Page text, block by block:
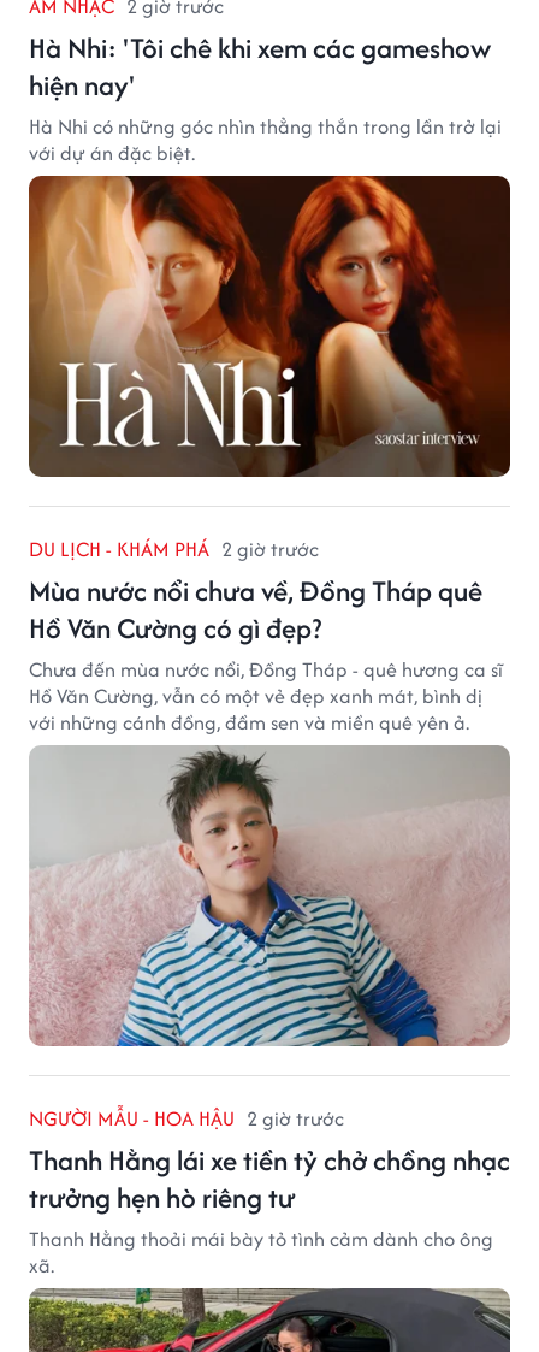
ÂM NHẠC 2 giờ trước
Hà Nhi: 'Tôi chê khi xem các gameshow
hiện nay'
Hà Nhi có những góc nhìn thẳng thắn trong lần trở lại
với dự án đặc biệt.
DU LỊCH - KHÁM PHÁ 2 giờ trước
Mùa nước nổi chưa về, Đồng Tháp quê
Hồ Văn Cường có gì đẹp?
Chưa đến mùa nước nổi, Đồng Tháp - quê hương ca sĩ
Hồ Văn Cường, vẫn có một vẻ đẹp xanh mát, bình dị
với những cánh đồng, đầm sen và miền quê yên ả.
NGƯỜI MẪU - HOA HẬU 2 giờ trước
Thanh Hằng lái xe tiền tỷ chở chồng nhạc
trưởng hẹn hò riêng tư
Thanh Hằng thoải mái bày tỏ tình cảm dành cho ông
xã.